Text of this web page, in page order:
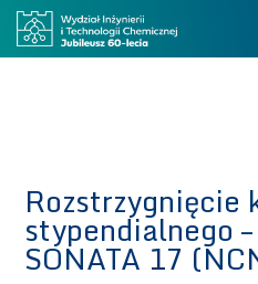
Rozstrzygnięcie
stypendialnego
SONATA 17